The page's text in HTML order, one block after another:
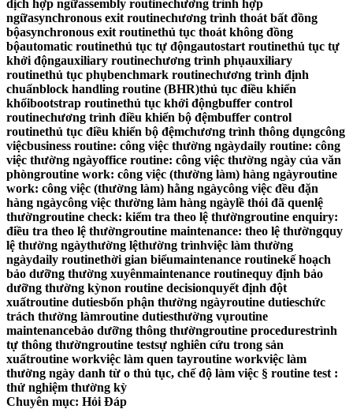
dịch hợp ngữassembly routinechương trình hợp
ngữasynchronous exit routinechương trình thoát bất đồng
bộasynchronous exit routinethủ tục thoát không đồng
bộautomatic routinethủ tục tự độngautostart routinethủ tục tự
khởi độngauxiliary routinechương trình phụauxiliary
routinethủ tục phụbenchmark routinechương trình định
chuẩnblock handling routine (BHR)thủ tục điều khiển
khốibootstrap routinethủ tục khởi độngbuffer control
routinechương trình điều khiển bộ đệmbuffer control
routinethủ tục điều khiển bộ đệmchương trình thông dụngcông
việcbusiness routine: công việc thường ngàydaily routine: công
việc thường ngàyoffice routine: công việc thường ngày của văn
phòngroutine work: công việc (thường làm) hàng ngàyroutine
work: công việc (thường làm) hằng ngàycông việc đều đặn
hàng ngàycông việc thường làm hàng ngàylề thói đã quenlệ
thườngroutine check: kiểm tra theo lệ thườngroutine enquiry:
điều tra theo lệ thườngroutine maintenance: theo lệ thườngquy
lệ thường ngàythường lệthường trìnhviệc làm thường
ngàydaily routinethời gian biểumaintenance routinekế hoạch
bảo dưỡng thường xuyênmaintenance routinequy định bảo
dưỡng thường kỳnon routine decisionquyết định đột
xuấtroutine dutiesbổn phận thường ngàyroutine dutieschức
trách thường làmroutine dutiesthường vụroutine
maintenancebảo dưỡng thông thườngroutine procedurestrình
tự thông thườngroutine testsự nghiên cứu trong sản
xuấtroutine workviệc làm quen tayroutine workviệc làm
thường ngày danh từ o thủ tục, chế độ làm việc § routine test :
thử nghiệm thường kỳ
Chuyên mục: Hỏi Đáp